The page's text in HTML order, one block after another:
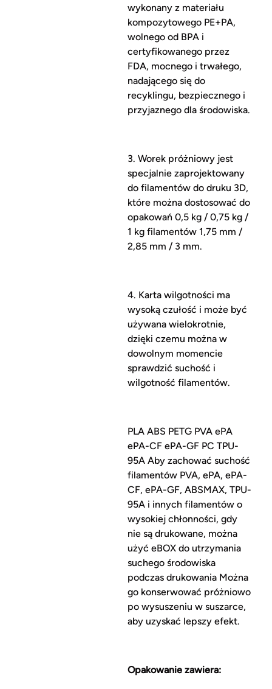
wykonany z materiału
kompozytowego PE+PA,
wolnego od BPA i
certyfikowanego przez
FDA, mocnego i trwałego,
nadającego się do
recyklingu, bezpiecznego i
przyjaznego dla środowiska.
3. Worek próżniowy jest
specjalnie zaprojektowany
do filamentów do druku 3D,
które można dostosować do
opakowań 0,5 kg / 0,75 kg /
1 kg filamentów 1,75 mm /
2,85 mm / 3 mm.
4. Karta wilgotności ma
wysoką czułość i może być
używana wielokrotnie,
dzięki czemu można w
dowolnym momencie
sprawdzić suchość i
wilgotność filamentów.
PLA ABS PETG PVA ePA
ePA-CF ePA-GF PC TPU-
95A Aby zachować suchość
filamentów PVA, ePA, ePA-
CF, ePA-GF, ABSMAX, TPU-
95A i innych filamentów o
wysokiej chłonności, gdy
nie są drukowane, można
użyć eBOX do utrzymania
suchego środowiska
podczas drukowania Można
go konserwować próżniowo
po wysuszeniu w suszarce,
aby uzyskać lepszy efekt.
Opakowanie zawiera: